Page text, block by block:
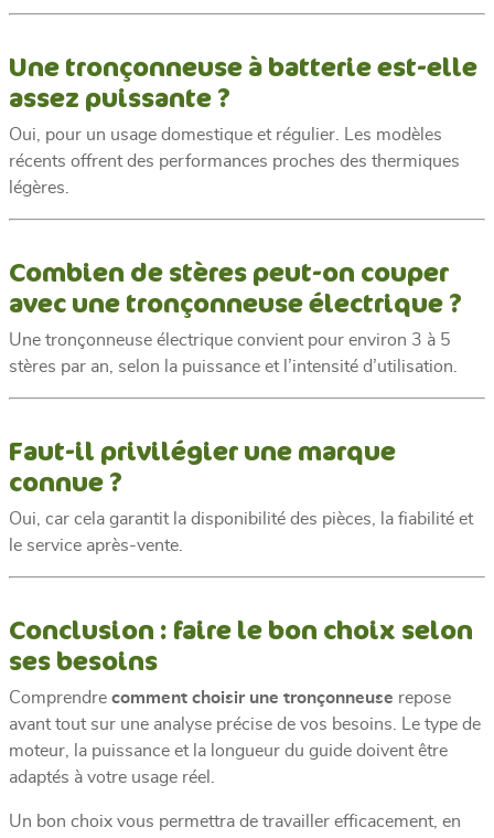
Une tronçonneuse à batterie est-elle
assez puissante ?
Oui, pour un usage domestique et régulier. Les modèles
récents offrent des performances proches des thermiques
légères.
Combien de stères peut-on couper
avec une tronçonneuse électrique ?
Une tronçonneuse électrique convient pour environ 3 à 5
stères par an, selon la puissance et l’intensité d’utilisation.
Faut-il privilégier une marque
connue ?
Oui, car cela garantit la disponibilité des pièces, la fiabilité et
le service après-vente.
Conclusion : faire le bon choix selon
ses besoins
Comprendre comment choisir une tronçonneuse repose
avant tout sur une analyse précise de vos besoins. Le type de
moteur, la puissance et la longueur du guide doivent être
adaptés à votre usage réel.
Un bon choix vous permettra de travailler efficacement, en